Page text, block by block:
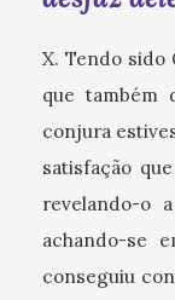
X. Tendo sido
que também
conjura
satisfação
revelando-o
achando-se
conseguiu